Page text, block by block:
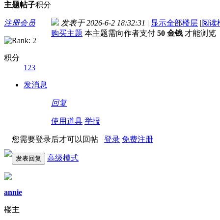
主题帖子积分
注册会员
积分
123
发消息
发表于 2026-6-2 18:32:31 | 显示全部楼层 |阅读
购买主题 本主题需向作者支付 50 金钱 才能浏览
回复
使用道具 举报
您需要登录后才可以回帖 登录 免费注册
发表回复 高级模式
annie
楼主